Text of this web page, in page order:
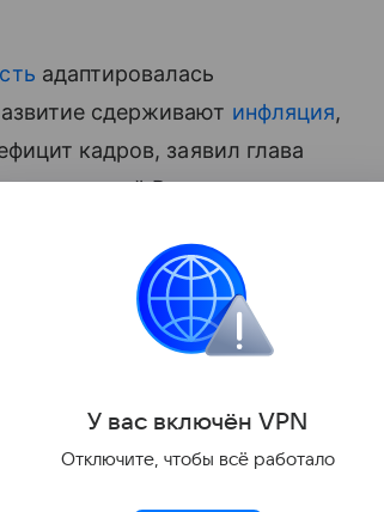
адаптировалась
сдерживают инфляция,
кадров, заявил глава
России.
темпы промышленного
высокая фискальная
Последний год российская
— в кавычках, высокая
для производителей», —
У вас включён VPN
Отключите, чтобы всё работало